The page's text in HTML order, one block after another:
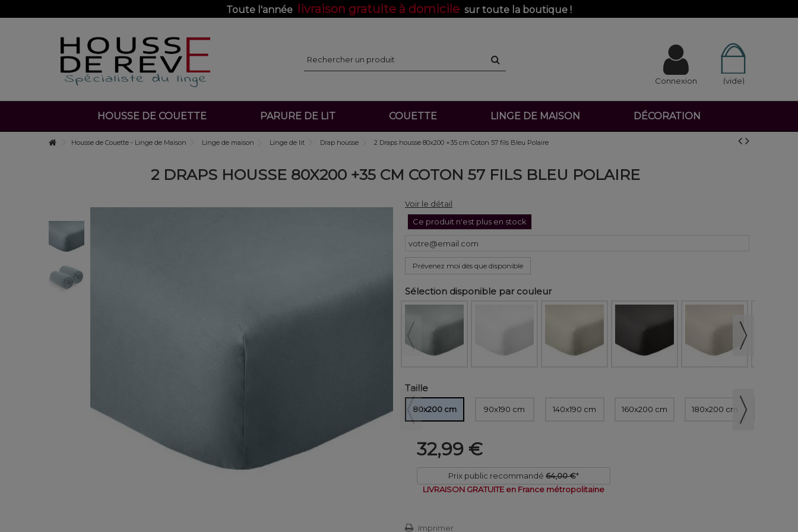
Toute l'année livraison gratuite à domicile sur toute la boutique !
(vide)
Connexion
HOUSSE DE COUETTE PARURE DE LIT COUETTE LINGE DE MAISON DÉCORATION
Housse de Couette - Linge de Maison Linge de maison Linge de lit Drap housse 2 Draps housse 80x200 +35 cm Coton 57 fils Bleu Polaire
2 DRAPS HOUSSE 80X200 +35 CM COTON 57 FILS BLEU POLAIRE
Voir le détail
Ce produit n'est plus en stock
Prévenez moi dès que disponible
Sélection disponible par couleur
Taille
80x200 cm 90x190 cm 140x190 cm 160x200 cm 180x200 cm
32,99 €
Prix public recommandé 64,00 €*
LIVRAISON GRATUITE en France métropolitaine
Imprimer